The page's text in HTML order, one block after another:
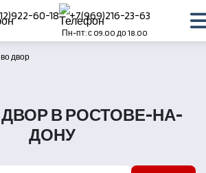
60-18 +7(969)216-23-63
Пн-пт: с 09.00 до 18.00
двор
В РОСТОВЕ-НА-
ДОНУ